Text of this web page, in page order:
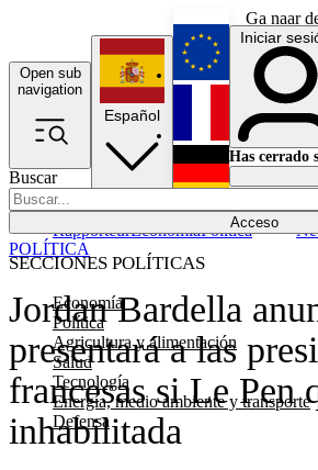
Ga naar
Open sub
navigation
Buscar
Acceso
SECCIONES POLÍTICAS
Economía
Política
Agricultura y alimentación
Salud
Tecnología
Energía, medio ambiente y transporte
Defensa
RapporteurEconomíaPolítica
Español
English
Français
Iniciar
Has cerrado
Jordan Bardella
presentará a las
francesas si Le Pen
inhabilitada
POLÍTICA